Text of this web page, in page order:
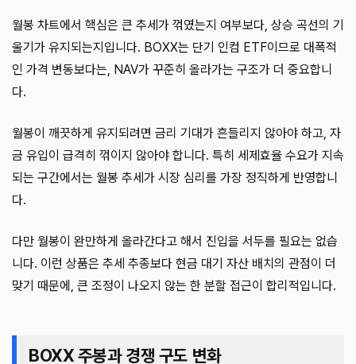
월봉 차트에서 핵심은 큰 추세가 꺾였는지 여부보다, 상승 곡선의 기
울기가 유지되는지입니다. BOXX는 단기 인컴 ETF이므로 대폭적
인 가격 변동보다는, NAV가 꾸준히 올라가는 구조가 더 중요합니
다.
월봉이 깨끗하게 유지되려면 금리 기대가 흔들리지 않아야 하고, 자
금 유입이 급격히 꺾이지 않아야 합니다. 특히 세제효율 수요가 지속
되는 구간에서는 월봉 추세가 시장 심리를 가장 정직하게 반영합니
다.
다만 월봉이 완만하게 올라간다고 해서 진입을 서두를 필요는 없습
니다. 이런 상품은 추세 추종보다 현금 대기 자산 배치의 관점이 더
맞기 때문에, 큰 조정이 나오지 않는 한 분할 접근이 합리적입니다.
BOXX 주봉과 경쟁 구도 변화